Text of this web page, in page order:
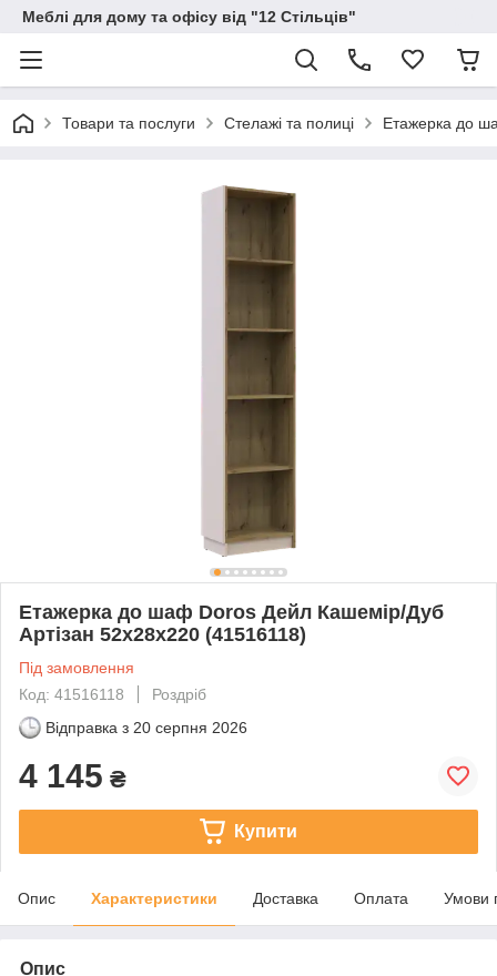
Меблі для дому та офісу від "12 Стільців"
Товари та послуги Стелажі та полиці Етажерка до
Етажерка до шаф Doros Дейл Кашемір/Дуб
Артізан 52х28х220 (41516118)
Під замовлення
Код: 41516118
Роздріб
Відправка з 20 серпня 2026
4 145 ₴
Купити
Опис Характеристики Доставка Оплата Умови
Опис